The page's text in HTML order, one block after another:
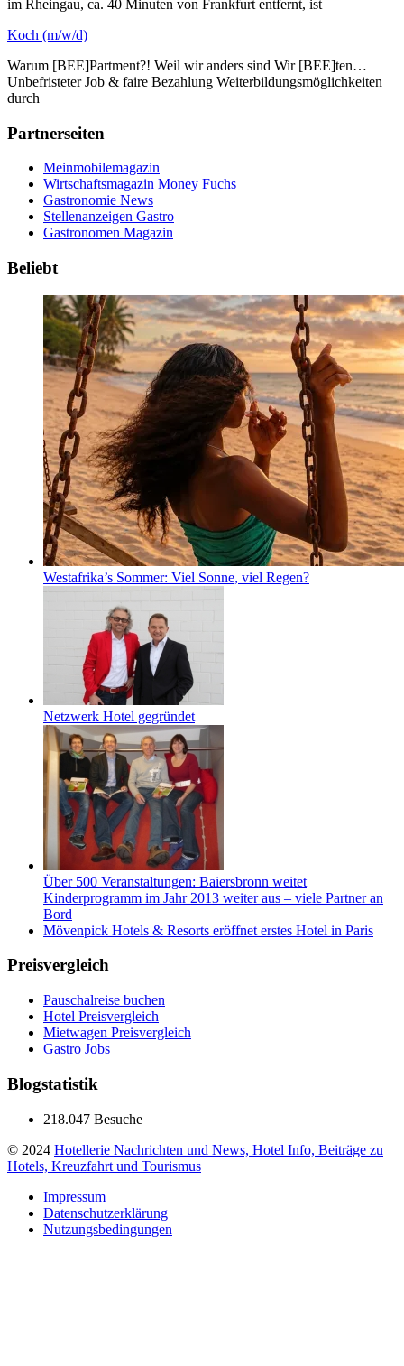
im Rheingau, ca. 40 Minuten von Frankfurt entfernt, ist
Koch (m/w/d)
Warum [BEE]Partment?! Weil wir anders sind Wir [BEE]ten…
Unbefristeter Job & faire Bezahlung Weiterbildungsmöglichkeiten
durch
Partnerseiten
Meinmobilemagazin
Wirtschaftsmagazin Money Fuchs
Gastronomie News
Stellenanzeigen Gastro
Gastronomen Magazin
Beliebt
Westafrika’s Sommer: Viel Sonne, viel Regen?
Netzwerk Hotel gegründet
Über 500 Veranstaltungen: Baiersbronn weitet
Kinderprogramm im Jahr 2013 weiter aus – viele Partner an
Bord
Mövenpick Hotels & Resorts eröffnet erstes Hotel in Paris
Preisvergleich
Pauschalreise buchen
Hotel Preisvergleich
Mietwagen Preisvergleich
Gastro Jobs
Blogstatistik
218.047 Besuche
© 2024 Hotellerie Nachrichten und News, Hotel Info, Beiträge zu
Hotels, Kreuzfahrt und Tourismus
Impressum
Datenschutzerklärung
Nutzungsbedingungen